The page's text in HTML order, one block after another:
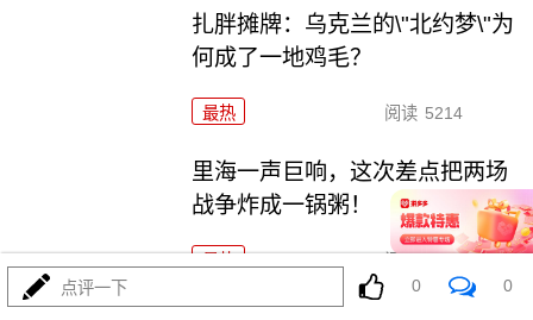
扎胖摊牌：乌克兰的\"北约梦\"为
何成了一地鸡毛？
最热 阅读 5214
里海一声巨响，这次差点把两场
战争炸成一锅粥！
点评一下 0 0